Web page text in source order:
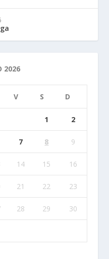
2026
V S D
1 2
7 8 9
14 15 16
21 22 23
28 29 30